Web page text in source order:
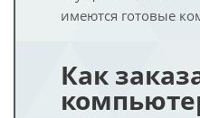
имеются готовые
Как